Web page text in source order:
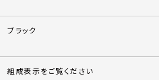
ブラック
組成表示をご覧ください